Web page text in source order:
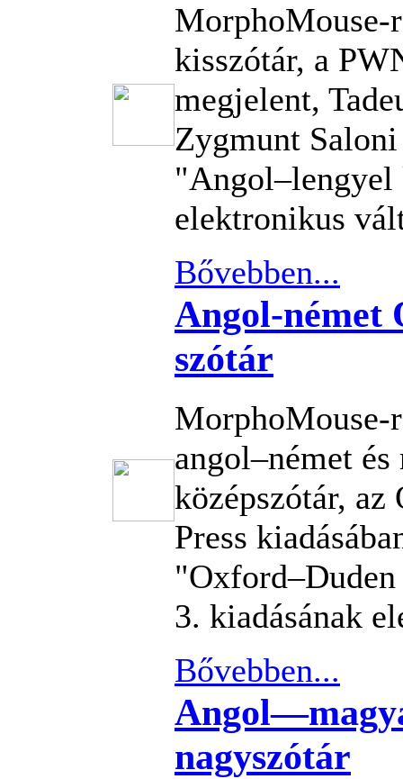
MorphoMouse-
kisszótár, a
megjelent,
Zygmunt
"Angol–lengyel
elektronikus
Bővebben...
Angol-német
szótár
MorphoMouse-
angol–német
középszótár,
Press
3. kiadásának
Bővebben...
nagyszótár